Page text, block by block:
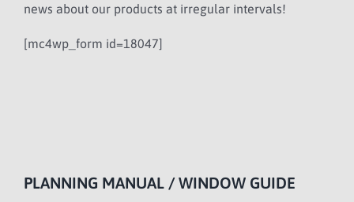
news about our products at irregular intervals!
[mc4wp_form id=18047]
PLANNING MANUAL / WINDOW GUIDE